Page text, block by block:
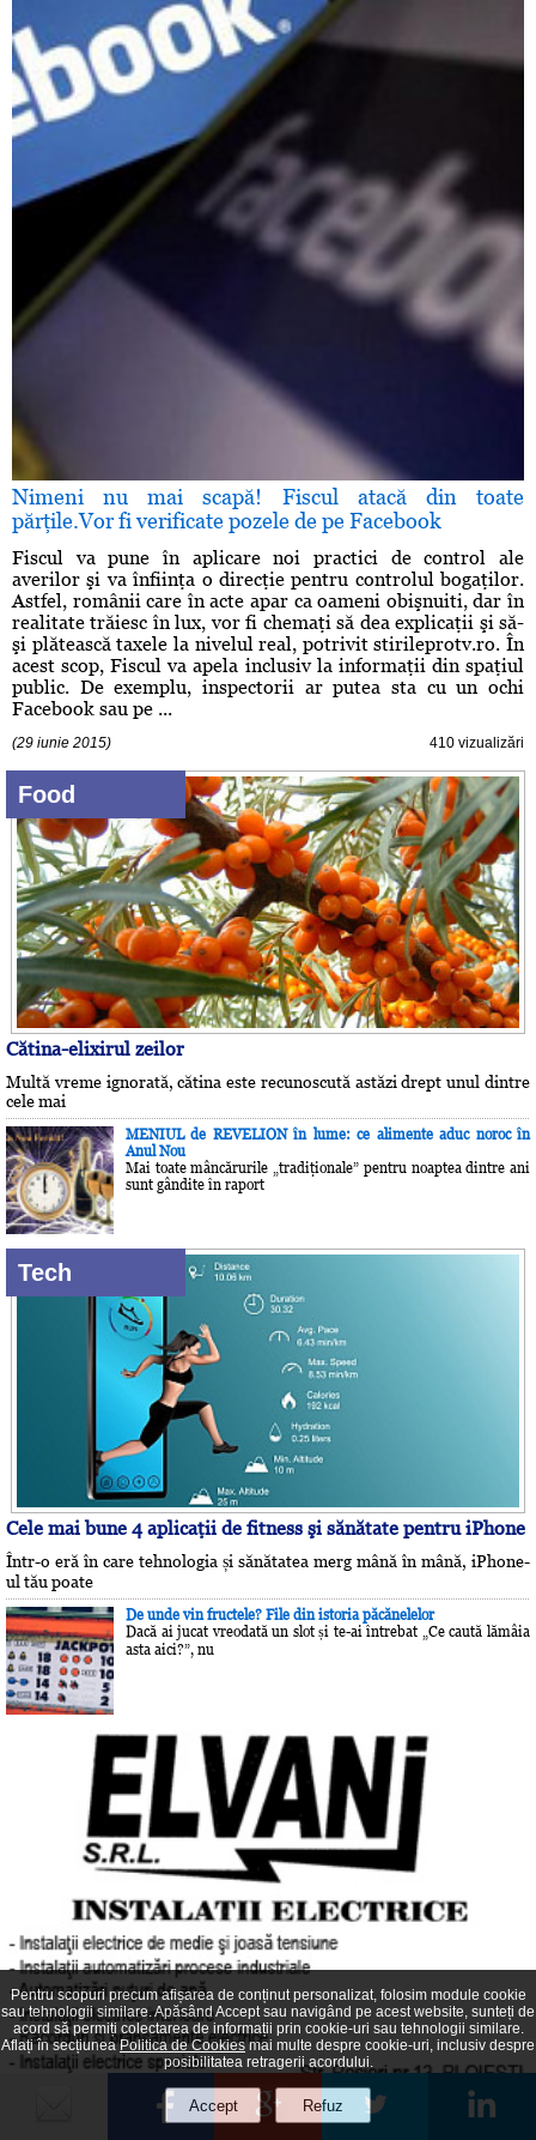
Nimeni nu mai scapă! Fiscul atacă din toate
părţile.Vor fi verificate pozele de pe Facebook
Fiscul va pune în aplicare noi practici de control ale
averilor şi va înfiinţa o direcţie pentru controlul bogaţilor.
Astfel, românii care în acte apar ca oameni obişnuiti, dar în
realitate trăiesc în lux, vor fi chemaţi să dea explicaţii şi să-
şi plătească taxele la nivelul real, potrivit stirileprotv.ro. În
acest scop, Fiscul va apela inclusiv la informaţii din spaţiul
public. De exemplu, inspectorii ar putea sta cu un ochi
Facebook sau pe ...
(29 iunie 2015) 410 vizualizări
Food
Cătina-elixirul zeilor
Multă vreme ignorată, cătina este recunoscută astăzi drept unul dintre
cele mai
MENIUL de REVELION în lume: ce alimente aduc noroc în
Anul Nou
Mai toate mâncărurile „tradiţionale” pentru noaptea dintre ani
sunt gândite în raport
Tech
Cele mai bune 4 aplicaţii de fitness şi sănătate pentru iPhone
Într-o eră în care tehnologia și sănătatea merg mână în mână, iPhone-
ul tău poate
De unde vin fructele? File din istoria păcănelelor
Dacă ai jucat vreodată un slot și te-ai întrebat „Ce caută lămâia
asta aici?”, nu
Pentru scopuri precum afișarea de conținut personalizat, folosim module cookie
sau tehnologii similare. Apăsând Accept sau navigând pe acest website, sunteți de
acord să permiți colectarea de informații prin cookie-uri sau tehnologii similare.
Aflați în secțiuneaPolitica de Cookies mai multe despre cookie-uri, inclusiv despre
posibilitatea retragerii acordului.